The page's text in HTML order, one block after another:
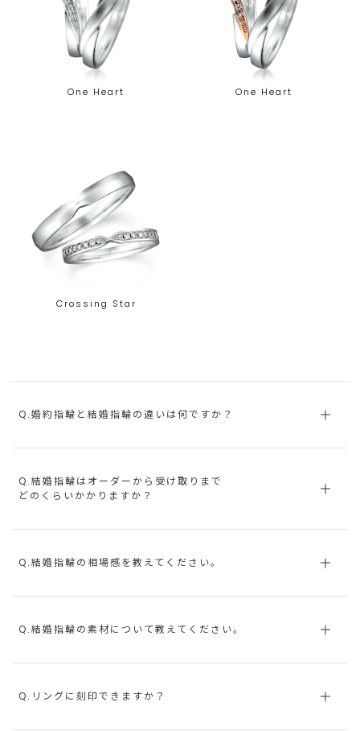
One Heart One Heart
Crossing Star
Q.婚約指輪と結婚指輪の違いは何ですか？
Q.結婚指輪はオーダーから受け取りまで
どのくらいかかりますか？
Q.結婚指輪の相場感を教えてください。
Q.結婚指輪の素材について教えてください。
Q.リングに刻印できますか？